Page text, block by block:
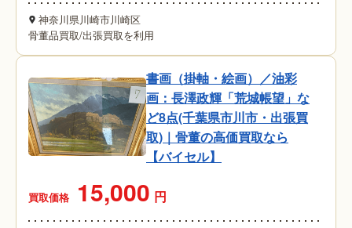
神奈川県川崎市川崎区
骨董品買取/出張買取を利用
書画（掛軸・絵画）／油彩
画：長澤政輝「荒城帳望」な
ど8点(千葉県市川市・出張買
取)｜骨董の高価買取なら
【バイセル】
買取価格 15,000 円